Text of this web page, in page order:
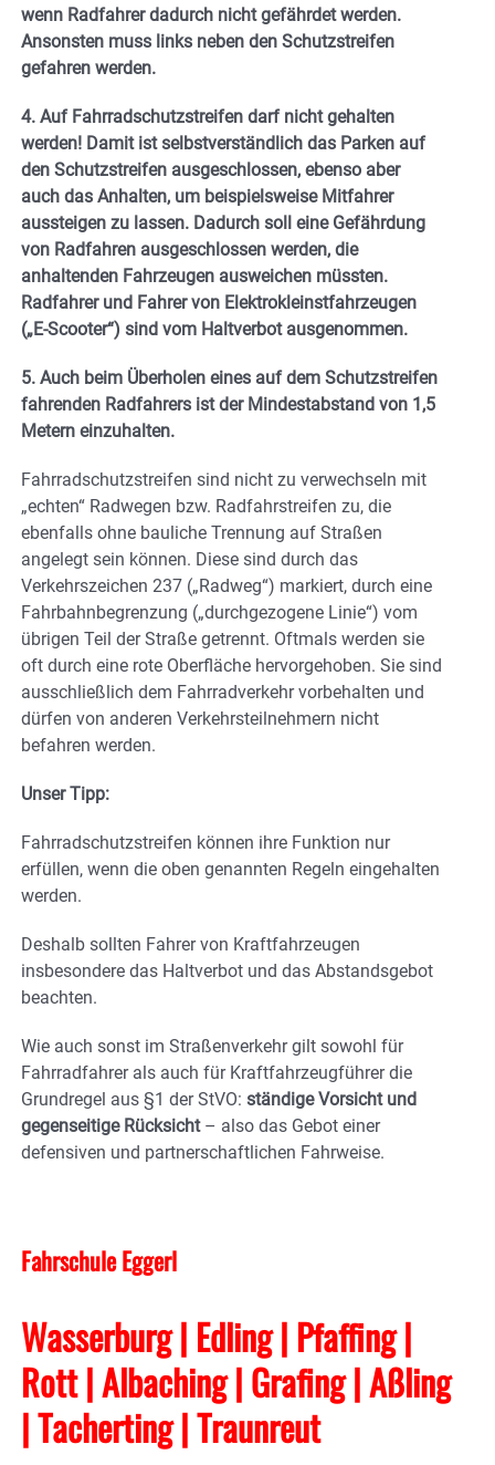
wenn Radfahrer dadurch nicht gefährdet werden.
Ansonsten muss links neben den Schutzstreifen
gefahren werden.
4. Auf Fahrradschutzstreifen darf nicht gehalten
werden! Damit ist selbstverständlich das Parken auf
den Schutzstreifen ausgeschlossen, ebenso aber
auch das Anhalten, um beispielsweise Mitfahrer
aussteigen zu lassen. Dadurch soll eine Gefährdung
von Radfahren ausgeschlossen werden, die
anhaltenden Fahrzeugen ausweichen müssten.
Radfahrer und Fahrer von Elektrokleinstfahrzeugen
(„E-Scooter“) sind vom Haltverbot ausgenommen.
5. Auch beim Überholen eines auf dem Schutzstreifen
fahrenden Radfahrers ist der Mindestabstand von 1,5
Metern einzuhalten.
Fahrradschutzstreifen sind nicht zu verwechseln mit
„echten“ Radwegen bzw. Radfahrstreifen zu, die
ebenfalls ohne bauliche Trennung auf Straßen
angelegt sein können. Diese sind durch das
Verkehrszeichen 237 („Radweg“) markiert, durch eine
Fahrbahnbegrenzung („durchgezogene Linie“) vom
übrigen Teil der Straße getrennt. Oftmals werden sie
oft durch eine rote Oberfläche hervorgehoben. Sie sind
ausschließlich dem Fahrradverkehr vorbehalten und
dürfen von anderen Verkehrsteilnehmern nicht
befahren werden.
Unser Tipp:
Fahrradschutzstreifen können ihre Funktion nur
erfüllen, wenn die oben genannten Regeln eingehalten
werden.
Deshalb sollten Fahrer von Kraftfahrzeugen
insbesondere das Haltverbot und das Abstandsgebot
beachten.
Wie auch sonst im Straßenverkehr gilt sowohl für
Fahrradfahrer als auch für Kraftfahrzeugführer die
Grundregel aus §1 der StVO: ständige Vorsicht und
gegenseitige Rücksicht– also das Gebot einer
defensiven und partnerschaftlichen Fahrweise.
Fahrschule Eggerl
Wasserburg | Edling | Pfaffing |
Rott | Albaching| Grafing| Aßling
| Tacherting| Traunreut